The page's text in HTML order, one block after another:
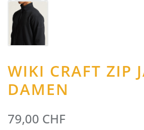
WIKI CRAFT ZIP
DAMEN
79,00 CHF